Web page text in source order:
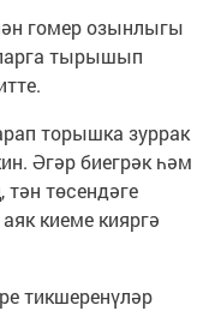
гомер озынлыгы
тырышып
торышка зуррак
Әгәр биегрәк һәм
тән төсендәге
киеме кияргә
тикшеренүләр